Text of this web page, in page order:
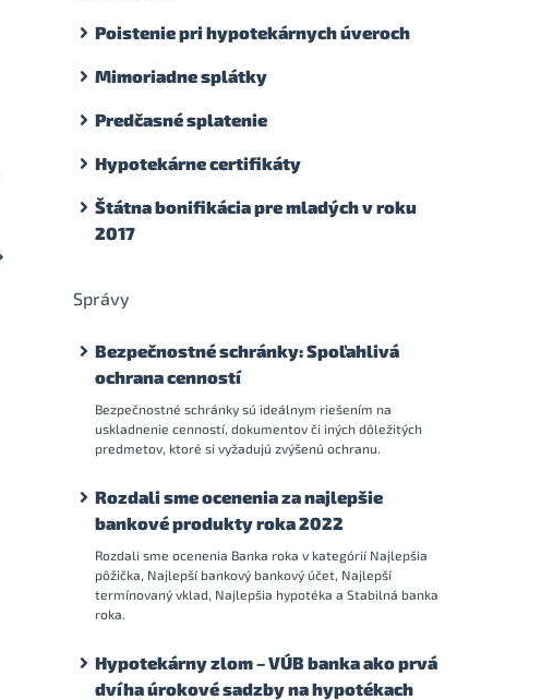
Poistenie pri hypotekárnych úveroch
Mimoriadne splátky
Predčasné splatenie
Hypotekárne certifikáty
Štátna bonifikácia pre mladých v roku
2017
Správy
Bezpečnostné schránky: Spoľahlivá
ochrana cenností
Bezpečnostné schránky sú ideálnym riešením na
uskladnenie cenností, dokumentov či iných dôležitých
predmetov, ktoré si vyžadujú zvýšenú ochranu.
Rozdali sme ocenenia za najlepšie
bankové produkty roka 2022
Rozdali sme ocenenia Banka roka v kategórií Najlepšia
pôžička, Najlepší bankový bankový účet, Najlepší
termínovaný vklad, Najlepšia hypotéka a Stabilná banka
roka.
Hypotekárny zlom – VÚB banka ako prvá
dvíha úrokové sadzby na hypotékach